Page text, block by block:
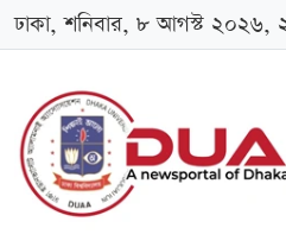
ঢাকা, শনিবার, ৮ আগস্ট ২০২৬,